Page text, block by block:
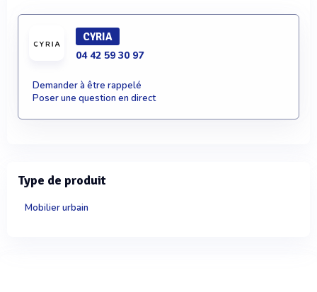
CYRIA
04 42 59 30 97
Demander à être rappelé
Poser une question en direct
Type de produit
Mobilier urbain